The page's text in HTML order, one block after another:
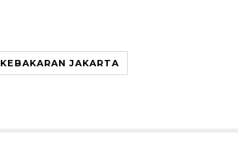
KEBAKARAN JAKARTA